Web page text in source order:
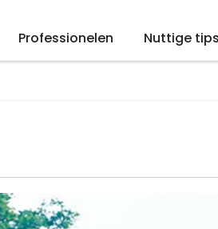
Professionelen Nuttige tips